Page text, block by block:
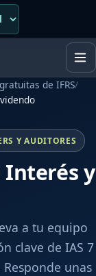
de IFRS/
Y AUDITORES
Interés y
a tu equipo
clave de IAS 7
unas